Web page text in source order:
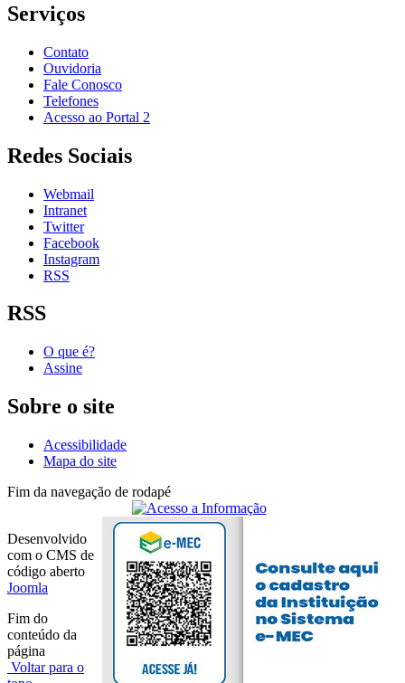
Serviços
Contato
Ouvidoria
Fale Conosco
Telefones
Acesso ao Portal 2
Redes Sociais
Webmail
Intranet
Twitter
Facebook
Instagram
RSS
RSS
O que é?
Assine
Sobre o site
Acessibilidade
Mapa do site
Fim da navegação de rodapé
Desenvolvido
com o CMS de
código aberto
Joomla
Fim do
conteúdo da
página
Voltar para o